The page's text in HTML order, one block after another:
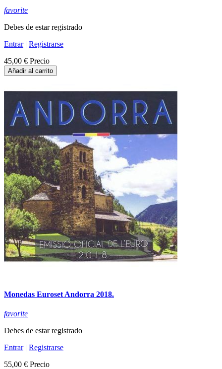
favorite
Debes de estar registrado
Entrar| Registrarse
45,00 € Precio
Añadir al carrito
Monedas Euroset Andorra 2018.
favorite
Debes de estar registrado
Entrar| Registrarse
55,00 € Precio